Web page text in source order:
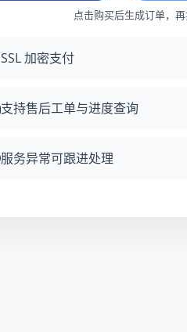
点击购买后生成订单，
SSL 加密支付
支持售后工单与进度查询
服务异常可跟进处理